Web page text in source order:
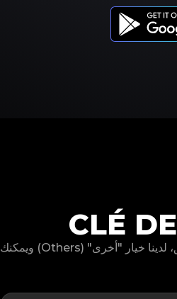
لا يمكنك العثور على موديل منتج Clé de Peau الخاص بك؟ لا تقلق، لدينا خيار "أخرى" (Others) ويمكنك